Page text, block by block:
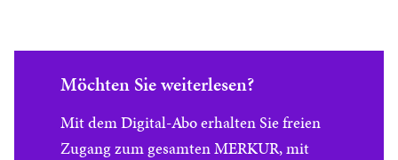
Möchten Sie weiterlesen?
Mit dem Digital-Abo erhalten Sie freien
Zugang zum gesamten MERKUR, mit